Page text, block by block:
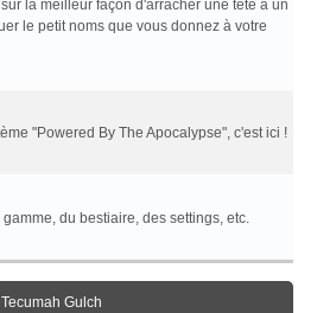
la meilleur façon d'arracher une tête à un
le petit noms que vous donnez à votre
"Powered By The Apocalypse", c'est ici !
du bestiaire, des settings, etc.
Tecumah Gulch